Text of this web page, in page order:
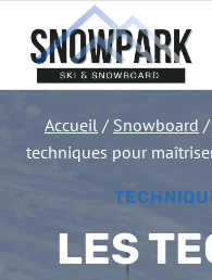
contenu
Accueil / Snowboard /
techniques pour
LES